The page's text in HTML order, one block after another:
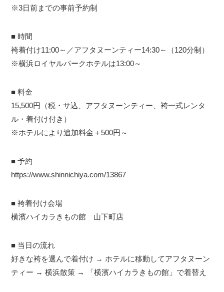
※3日前までの事前予約制
■ 時間
袴着付け11:00～／アフタヌーンティー14:30～（120分制）
※横浜ロイヤルパークホテルは13:00～
■ 料金
15,500円（税・サ込、アフタヌーンティー、袴一式レンタ
ル・着付け付き）
※ホテルにより追加料金＋500円～
■ 予約
https://www.shinnichiya.com/13867
■ 袴着付け会場
横濱ハイカラきもの館 山下町店
■ 当日の流れ
好きな袴を選んで着付け → ホテルに移動してアフタヌーン
ティー → 横浜散策 → 「横濱ハイカラきもの館」で着替え